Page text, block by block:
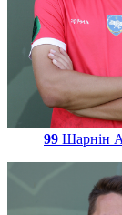
99 Шарнін